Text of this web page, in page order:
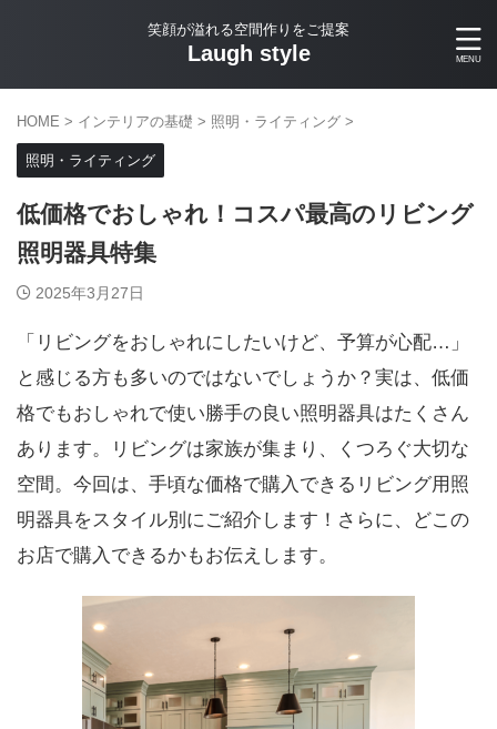
笑顔が溢れる空間作りをご提案
Laugh style
HOME > インテリアの基礎 > 照明・ライティング >
照明・ライティング
低価格でおしゃれ！コスパ最高のリビング
照明器具特集
2025年3月27日
「リビングをおしゃれにしたいけど、予算が心配…」
と感じる方も多いのではないでしょうか？実は、低価
格でもおしゃれで使い勝手の良い照明器具はたくさん
あります。リビングは家族が集まり、くつろぐ大切な
空間。今回は、手頃な価格で購入できるリビング用照
明器具をスタイル別にご紹介します！さらに、どこの
お店で購入できるかもお伝えします。